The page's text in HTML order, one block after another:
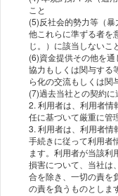
こと
(5)反社会的勢⼒等（
他これらに準ずる者を
じ。）に該当しないこ
(6)資⾦提供その他を
協⼒もしくは関与する
ら化の交流もしくは関
(7)過去当社との契約
2. 利⽤者は、利⽤者情
任に基づいて厳重に管
3. 利⽤者は、利⽤者情
⼿続きに従って利⽤者
ます。利⽤者が当該利
損害について、当社は
合を除き、⼀切の責を
の責を負うものとします